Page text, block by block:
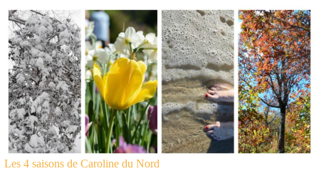
Les 4 saisons de Caroline du Nord